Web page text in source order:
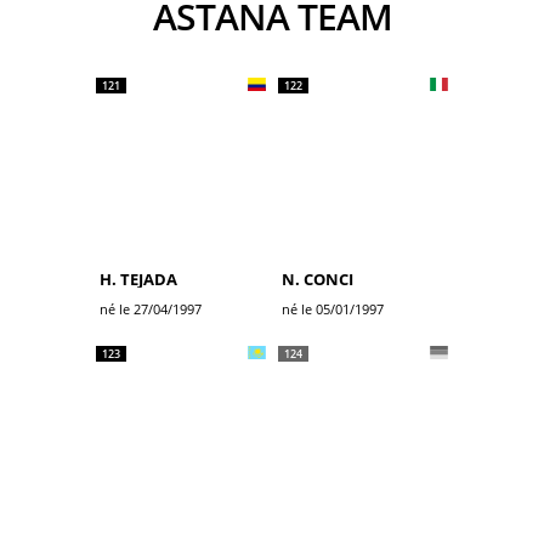
ASTANA TEAM
121
H. TEJADA
né le 27/04/1997
122
N. CONCI
né le 05/01/1997
123 124